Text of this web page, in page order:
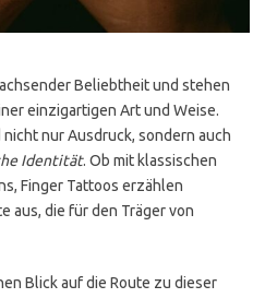
Beliebtheit und stehen
einzigartigen Art und Weise.
nur Ausdruck, sondern auch
Identität. Ob mit klassischen
Finger Tattoos erzählen
aus, die für den Träger von
Blick auf die Route zu dieser